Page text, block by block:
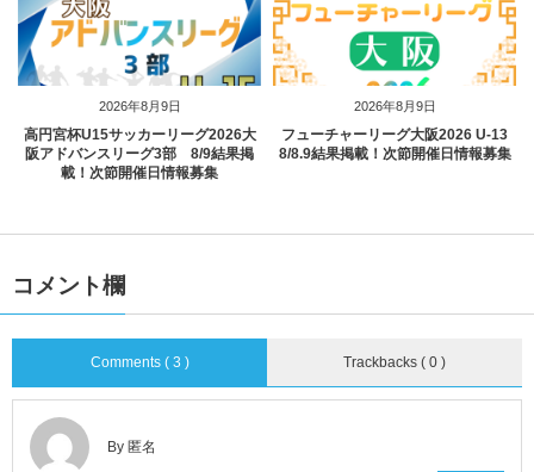
2026年8月9日
高円宮杯U15サッカーリーグ2026大
阪アドバンスリーグ3部 8/9結果掲
載！次節開催日情報募集
2026年8月9日
フューチャーリーグ大阪2026 U-13
8/8.9結果掲載！次節開催日情報募集
コメント欄
Comments ( 3 ) Trackbacks ( 0 )
By 匿名